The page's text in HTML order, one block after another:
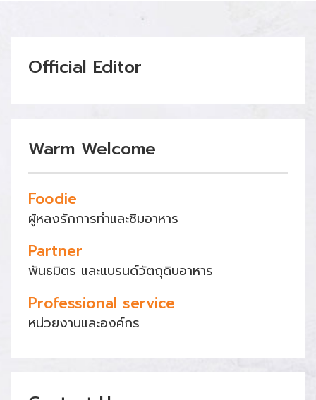
Official Editor
Warm Welcome
Foodie
ผู้หลงรักการทำและชิมอาหาร
Partner
พันธมิตร และแบรนด์วัตถุดิบอาหาร
Professional service
หน่วยงานและองค์กร